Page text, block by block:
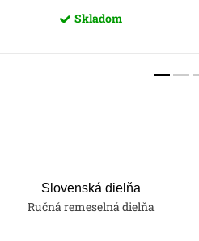
Skladom
Slovenská dielňa
Ručná remeselná dielňa